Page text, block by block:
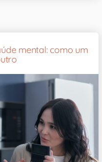
mental: como um